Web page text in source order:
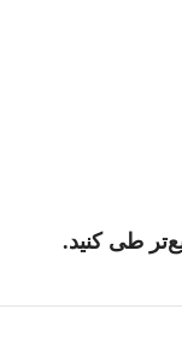
طی کنید.